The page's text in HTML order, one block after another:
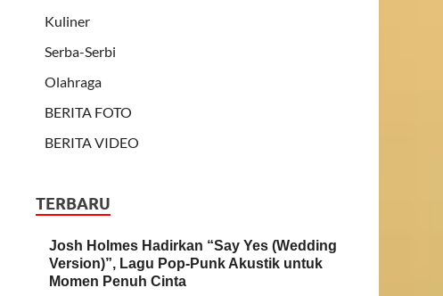
Kuliner
Serba-Serbi
Olahraga
BERITA FOTO
BERITA VIDEO
TERBARU
Josh Holmes Hadirkan “Say Yes (Wedding
Version)”, Lagu Pop-Punk Akustik untuk
Momen Penuh Cinta